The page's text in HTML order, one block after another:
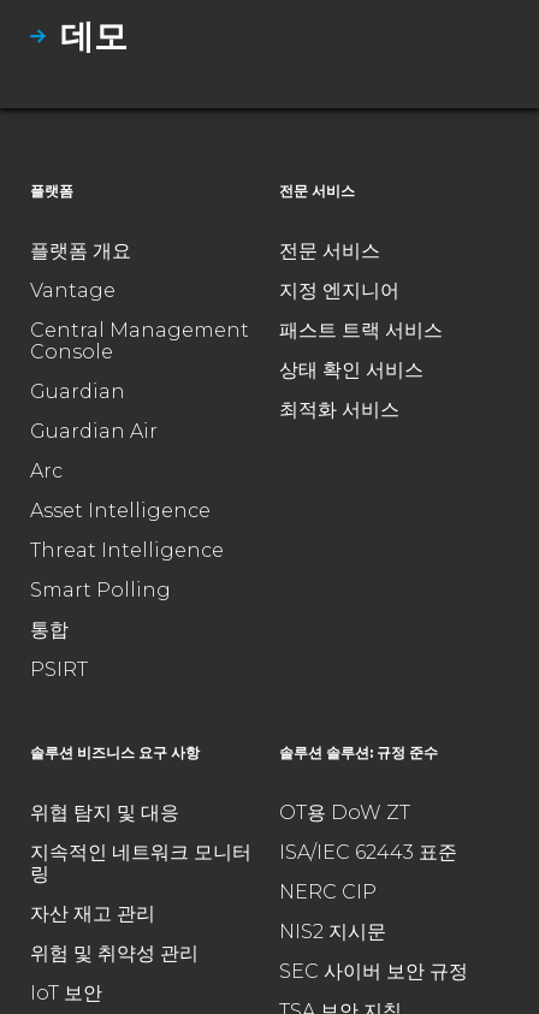
데모
플랫폼
플랫폼 개요
Vantage
Central Management
Console
Guardian
Guardian Air
Arc
Asset Intelligence
Threat Intelligence
Smart Polling
통합
PSIRT
전문 서비스
전문 서비스
지정 엔지니어
패스트 트랙 서비스
상태 확인 서비스
최적화 서비스
솔루션 비즈니스 요구 사항
위협 탐지 및 대응
지속적인 네트워크 모니터
링
자산 재고 관리
위험 및 취약성 관리
IoT 보안
솔루션 솔루션: 규정 준수
OT용 DoW ZT
ISA/IEC 62443 표준
NERC CIP
NIS2 지시문
SEC 사이버 보안 규정